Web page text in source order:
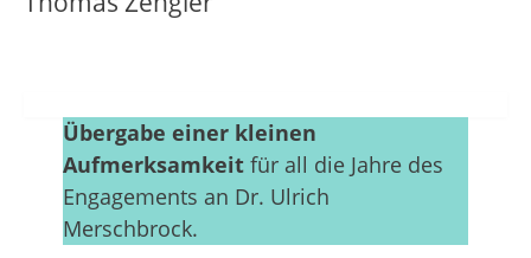
Übergabe einer kleinen
Aufmerksamkeitfür all die Jahre des
Engagements an Dr. Ulrich
Merschbrock.